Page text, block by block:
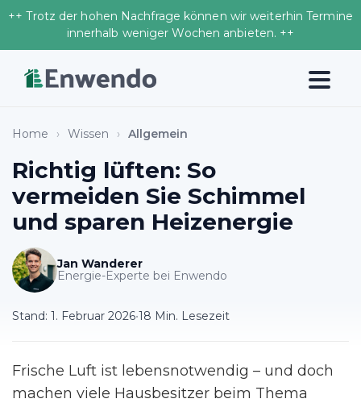
++ Trotz der hohen Nachfrage können wir weiterhin Termine
innerhalb weniger Wochen anbieten. ++
Home › Wissen › Allgemein
Richtig lüften: So
vermeiden Sie Schimmel
und sparen Heizenergie
Jan Wanderer
Energie-Experte bei Enwendo
Stand: 1. Februar 2026•18 Min. Lesezeit
Frische Luft ist lebensnotwendig – und doch
machen viele Hausbesitzer beim Thema